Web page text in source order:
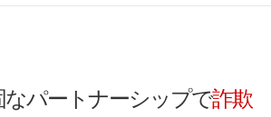
パートナーシップで詐欺